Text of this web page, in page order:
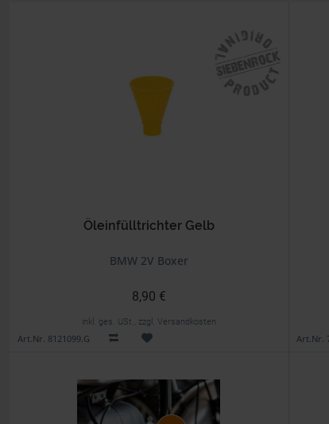
Öleinfülltrichter Gelb
BMW 2V Boxer
8,90 €
inkl. ges. USt., zzgl. Versandkosten
Art.Nr. 8121099.G Art.Nr.